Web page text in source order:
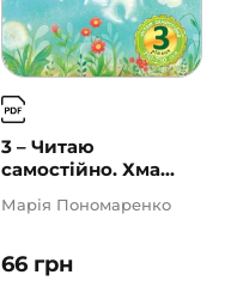
3 – Читаю
самостійно. Хма...
66 грн
Марія Пономаренко